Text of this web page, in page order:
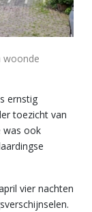
woonde
ernstig
toezicht van
was ook
vier nachten